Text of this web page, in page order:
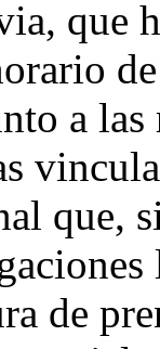
que
a
que,
de